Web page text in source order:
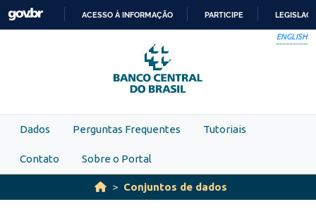
Skip to main content
PARA
O
CONTEÚDO
ACESSO À INFORMAÇÃO PARTICIPE
ENGLISH
Dados Perguntas Frequentes Tutoriais
Contato Sobre o Portal
Conjuntos de dados